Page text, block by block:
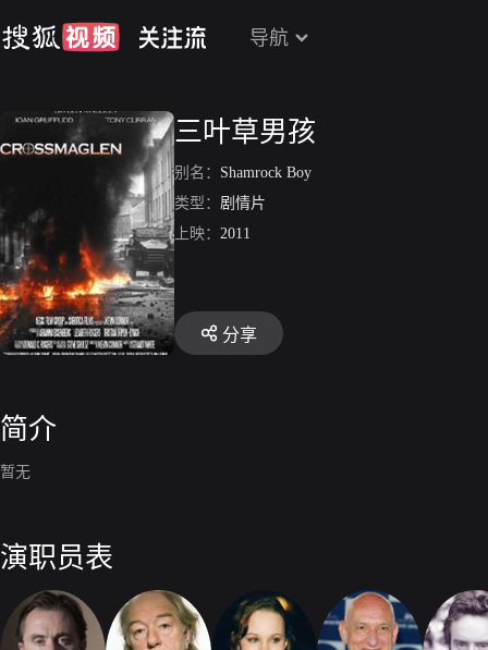
导航
三叶草男孩
别名： Shamrock Boy
类型： 剧情片
上映： 2011
分享
简介
暂无
演职员表